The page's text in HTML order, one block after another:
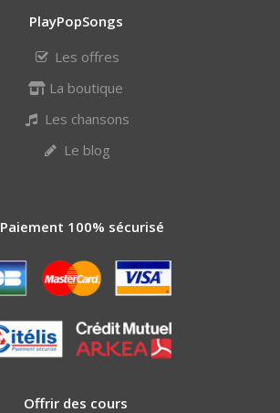
PlayPopSongs
Les offres
La boutique
Les chansons
Le blog
Paiement 100% sécurisé
Offrir des cours